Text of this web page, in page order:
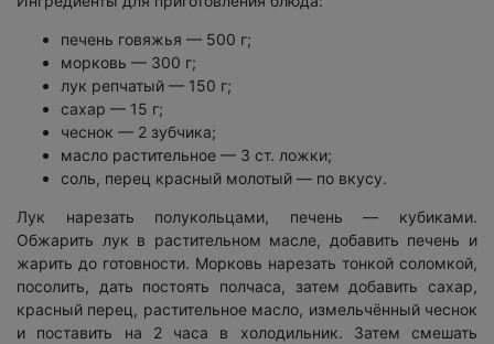
печень говяжья — 500 г;
морковь — 300 г;
лук репчатый — 150 г;
сахар — 15 г;
чеснок — 2 зубчика;
масло растительное — 3 ст. ложки;
соль, перец красный молотый — по вкусу.
Лук нарезать полукольцами, печень — кубиками.
Обжарить лук в растительном масле, добавить печень и
жарить до готовности. Морковь нарезать тонкой соломкой,
посолить, дать постоять полчаса, затем добавить сахар,
красный перец, растительное масло, измельчённый чеснок
и поставить на 2 часа в холодильник. Затем смешать